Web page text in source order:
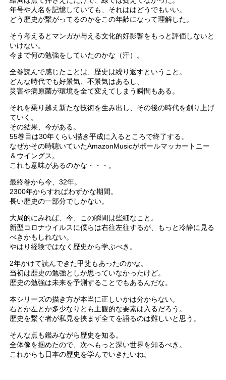
年号や人名を記憶していても、それははどうでもいい。
どう歴史が繋がってるのかをこの年齢になって理解した。
そう考えるとマンガが与える文化的好影響をもっと評価しないと
いけない。
今まで何の勉強をしていたのかな（汗）。
全巻読んで感じたことは、歴史は繰り返すということ。
どんな時代でも好景気、不景気はあるし、
災害や病原菌が環境を全て変えてしまう瞬間もある。
それを乗り越え新たな技術を生み出し、その後の時代を創り上げ
ていく。
その結果、今がある。
55巻目は30年くらい描き平成に入るところで終了する。
なぜかその時聴いていたAmazonMusicがポールマッカートニー
＆ウイングス。
これも意味があるのかな・・・。
最終巻から今、32年。
2300年からすればわずかな期間。
長い歴史の一部分でしかない。
大局的にみれば、今、この瞬間は些細なこと。
新型コロナウイルスに僕らは右往左往するが、もっと冷静に見る
べきかもしれない。
やはり経験ではなく歴史から学ぶべき。
2年かけて読んできた甲斐もあったのかな。
当初は歴史の勉強としか思っていなかったけど。
歴史の勉強は未来を予測することでもあるんだな。
本シリーズの描き方が本当に正しいかは分からない。
右とか左とか多少なりとも主観的な要素は入るだろう。
歴史を繋ぐ者が私見を挟まず全てを語るのは難しいと思う。
そんな点も鑑みながら歴史を知る。
全体像を掴めたので、次へもっと深い世界を知るべき。
これからも日本の歴史を学んでいきたいね。